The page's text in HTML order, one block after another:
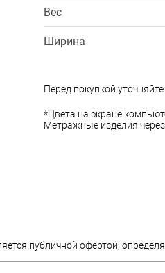
Вес
Ширина
Перед покупкой
*Цвета на экране
Метражные изделия
публичной офертой,